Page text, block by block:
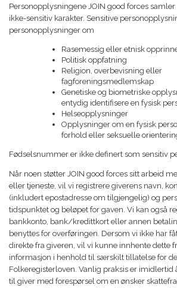
Personopplysningene JOIN good forces
ikke-sensitiv karakter. Sensitive
personopplysninger om
Rasemessig eller etnisk
Politisk oppfatning
Religion, overbevisning eller
fagforeningsmedlemskap
Genetiske og biometriske
entydig identifisere en fysisk
Helseopplysninger
Opplysninger om en fysisk
forhold eller seksuelle
Fødselsnummer er ikke definert som sensitiv
Når noen støtter JOIN good forces sitt arbeid
eller tjeneste, vil vi registrere giverens navn,
(inkludert epostadresse om tilgjengelig) og
tidspunktet og beløpet for gaven. Vi kan også
bankkonto, bank/kredittkort eller annen
benyttes for overføringen. Dersom vi ikke har
direkte fra giveren, vil vi kunne innhente dette
informasjon i henhold til særskilt tillatelse for
Folkeregisterloven. Vanlig praksis er imidlertid
til giver med forespørsel om en ønsker